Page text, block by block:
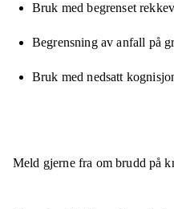
Bruk med begrenset
Begrensning av anfall på
Bruk med nedsatt
Meld gjerne fra om brudd på